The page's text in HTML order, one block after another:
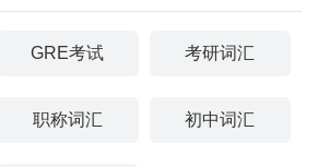
GRE考试 考研词汇
职称词汇 初中词汇